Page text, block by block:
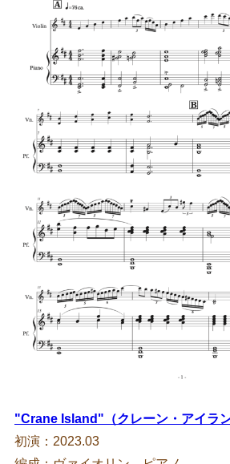
"Crane Island"（クレーン・アイラン
初演：2023.03